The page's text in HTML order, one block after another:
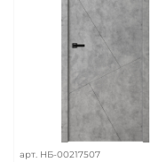
арт. НБ-00217507